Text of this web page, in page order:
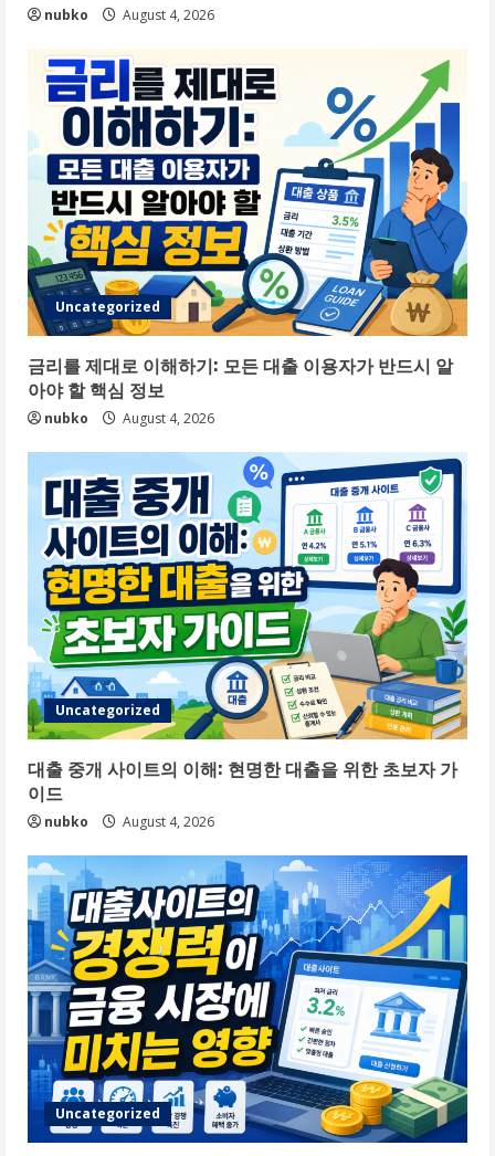
nubko August 4, 2026
Uncategorized
금리를 제대로 이해하기: 모든 대출 이용자가 반드시 알
아야 할 핵심 정보
nubko August 4, 2026
Uncategorized
대출 중개 사이트의 이해: 현명한 대출을 위한 초보자 가
이드
nubko August 4, 2026
Uncategorized